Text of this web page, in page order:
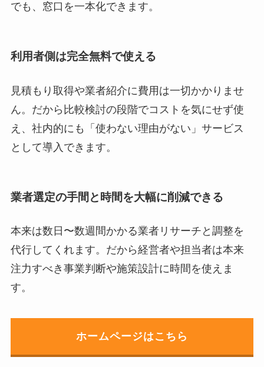
でも、窓口を一本化できます。
利用者側は完全無料で使える
見積もり取得や業者紹介に費用は一切かかりませ
ん。だから比較検討の段階でコストを気にせず使
え、社内的にも「使わない理由がない」サービス
として導入できます。
業者選定の手間と時間を大幅に削減できる
本来は数日〜数週間かかる業者リサーチと調整を
代行してくれます。だから経営者や担当者は本来
注力すべき事業判断や施策設計に時間を使えま
す。
ホームページはこちら